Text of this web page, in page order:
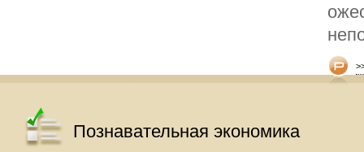
Познавательная экономика